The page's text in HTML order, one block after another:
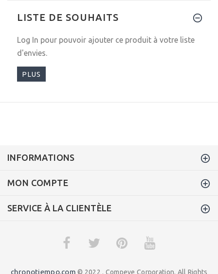
LISTE DE SOUHAITS
Log In pour pouvoir ajouter ce produit à votre liste
d'envies.
PLUS
INFORMATIONS
MON COMPTE
SERVICE À LA CLIENTÈLE
chronotiempo.com © 2022 . Compeve Corporation. All Rights